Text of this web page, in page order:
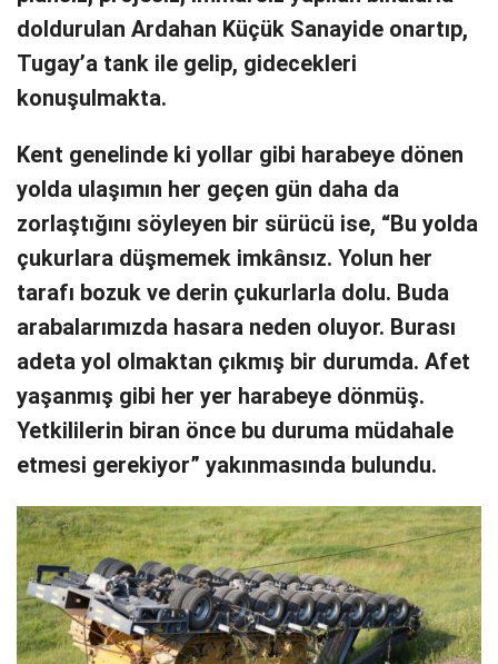
doldurulan Ardahan Küçük Sanayide onartıp,
Tugay’a tank ile gelip, gidecekleri
konuşulmakta.
Kent genelinde ki yollar gibi harabeye dönen
yolda ulaşımın her geçen gün daha da
zorlaştığını söyleyen bir sürücü ise, “Bu yolda
çukurlara düşmemek imkânsız. Yolun her
tarafı bozuk ve derin çukurlarla dolu. Buda
arabalarımızda hasara neden oluyor. Burası
adeta yol olmaktan çıkmış bir durumda. Afet
yaşanmış gibi her yer harabeye dönmüş.
Yetkililerin biran önce bu duruma müdahale
etmesi gerekiyor” yakınmasında bulundu.